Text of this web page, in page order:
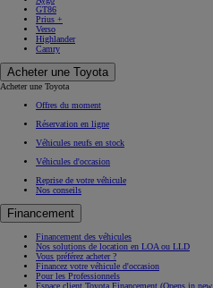
GT86
Prius +
Verso
Highlander
Camry
Acheter une Toyota
Acheter une Toyota
Offres du moment
Réservation en ligne
Véhicules neufs en stock
Véhicules d'occasion
Reprise de votre véhicule
Nos conseils
Financement
Financement des véhicules
Nos solutions de location en LOA ou LLD
Vous préférez acheter ?
Financez votre véhicule d'occasion
Pour les Professionnels
Espace client Toyota Financement (Opens in